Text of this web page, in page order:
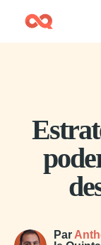
Par